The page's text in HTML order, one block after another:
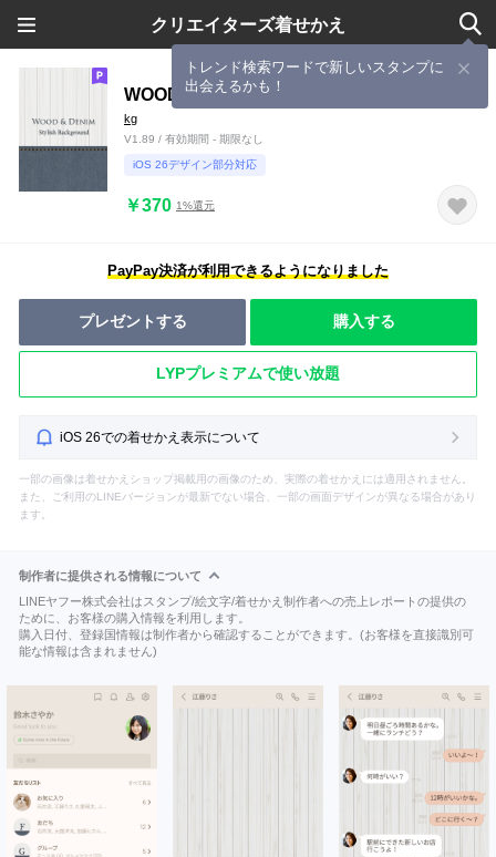
クリエイターズ着せかえ
トレンド検索ワードで新しいスタンプに
出会えるかも！
WOOD & DENIM 5
kg
V1.89 / 有効期間 - 期限なし
iOS 26デザイン部分対応
￥370 1%還元
PayPay決済が利用できるようになりました
プレゼントする 購入する
LYPプレミアムで使い放題
iOS 26での着せかえ表示について
一部の画像は着せかえショップ掲載用の画像のため、実際の着せかえには適用されません。
また、ご利用のLINEバージョンが最新でない場合、一部の画面デザインが異なる場合があり
ます。
制作者に提供される情報について
LINEヤフー株式会社はスタンプ/絵文字/着せかえ制作者への売上レポートの提供の
ために、お客様の購入情報を利用します。
購入日付、登録国情報は制作者から確認することができます。(お客様を直接識別可
能な情報は含まれません)